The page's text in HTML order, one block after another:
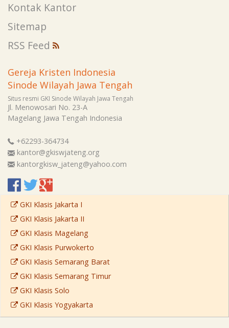
Kontak Kantor
Sitemap
RSS Feed
Gereja Kristen Indonesia
Sinode Wilayah Jawa Tengah
Situs resmi GKI Sinode Wilayah Jawa Tengah
Jl. Menowosari No. 23-A
Magelang Jawa Tengah Indonesia
+62293-364734
kantor@gkiswjateng.org
kantorgkisw_jateng@yahoo.com
GKI Klasis Jakarta I
GKI Klasis Jakarta II
GKI Klasis Magelang
GKI Klasis Purwokerto
GKI Klasis Semarang Barat
GKI Klasis Semarang Timur
GKI Klasis Solo
GKI Klasis Yogyakarta